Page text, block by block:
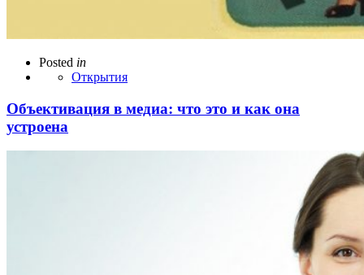
Posted in
Открытия
Объективация в медиа: что это и как она
устроена